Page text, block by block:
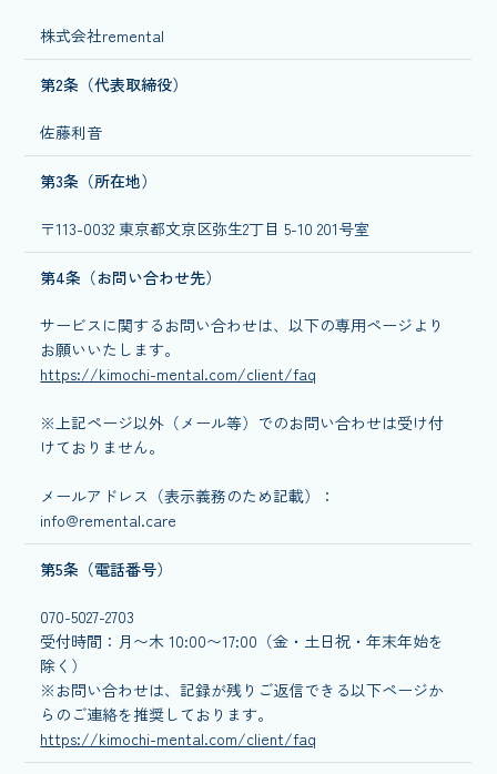
株式会社remental
第2条（代表取締役）
佐藤利音
第3条（所在地）
〒113-0032 東京都文京区弥生2丁目 5-10 201号室
第4条（お問い合わせ先）
サービスに関するお問い合わせは、以下の専用ページより
お願いいたします。
https://kimochi-mental.com/client/faq
※上記ページ以外（メール等）でのお問い合わせは受け付
けておりません。
メールアドレス（表示義務のため記載）：
info@remental.care
第5条（電話番号）
070-5027-2703
受付時間：月〜木 10:00〜17:00（金・土日祝・年末年始を
除く）
※お問い合わせは、記録が残りご返信できる以下ページか
らのご連絡を推奨しております。
https://kimochi-mental.com/client/faq